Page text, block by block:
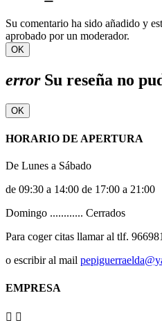
Su comentario ha sido añadido y
aprobado por un moderador.
OK
errorSu reseña no
OK
HORARIO DE APERTURA
De Lunes a Sábado
de 09:30 a 14:00 de 17:00 a 21:00
Domingo ............ Cerrados
Para coger citas llamar al tlf.
o escribir al mail
EMPRESA
 